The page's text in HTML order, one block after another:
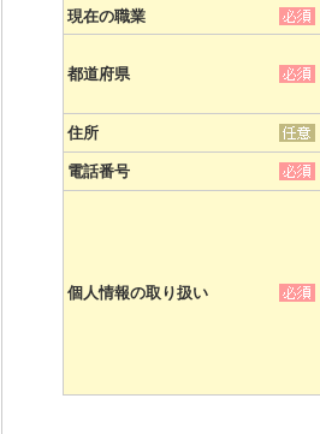
現在の職業
都道府県
住所
電話番号
個人情報の取り扱い